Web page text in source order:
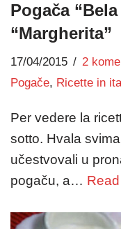
Pogača
“Margherita”
17/04/2015
2
Pogače, Ricette in
Per vedere la
sotto. Hvala
učestvovali u
pogaču, a…